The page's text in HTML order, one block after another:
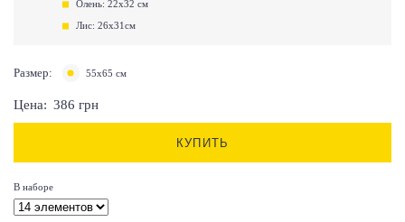
Олень: 22х32 см
Лис: 26х31см
Размер: 55х65 см
Цена: 386 грн
КУПИТЬ
В наборе